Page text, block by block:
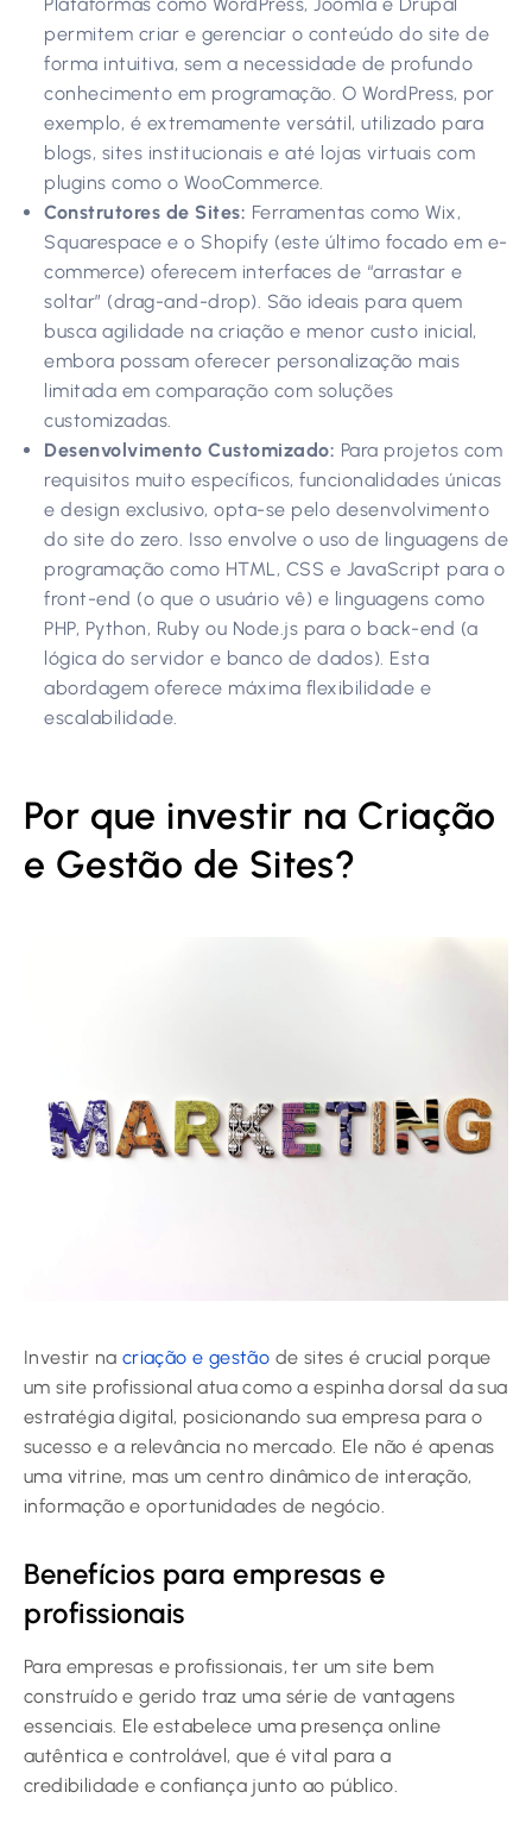
Plataformas como WordPress, Joomla e Drupal
permitem criar e gerenciar o conteúdo do site de
forma intuitiva, sem a necessidade de profundo
conhecimento em programação. O WordPress, por
exemplo, é extremamente versátil, utilizado para
blogs, sites institucionais e até lojas virtuais com
plugins como o WooCommerce.
Construtores de Sites: Ferramentas como Wix,
Squarespace e o Shopify (este último focado em e-
commerce) oferecem interfaces de “arrastar e
soltar” (drag-and-drop). São ideais para quem
busca agilidade na criação e menor custo inicial,
embora possam oferecer personalização mais
limitada em comparação com soluções
customizadas.
Desenvolvimento Customizado: Para projetos com
requisitos muito específicos, funcionalidades únicas
e design exclusivo, opta-se pelo desenvolvimento
do site do zero. Isso envolve o uso de linguagens de
programação como HTML, CSS e JavaScript para o
front-end (o que o usuário vê) e linguagens como
PHP, Python, Ruby ou Node.js para o back-end (a
lógica do servidor e banco de dados). Esta
abordagem oferece máxima flexibilidade e
escalabilidade.
Por que investir na Criação
e Gestão de Sites?
Investir na criação e gestão de sites é crucial porque
um site profissional atua como a espinha dorsal da sua
estratégia digital, posicionando sua empresa para o
sucesso e a relevância no mercado. Ele não é apenas
uma vitrine, mas um centro dinâmico de interação,
informação e oportunidades de negócio.
Benefícios para empresas e
profissionais
Para empresas e profissionais, ter um site bem
construído e gerido traz uma série de vantagens
essenciais. Ele estabelece uma presença online
autêntica e controlável, que é vital para a
credibilidade e confiança junto ao público.